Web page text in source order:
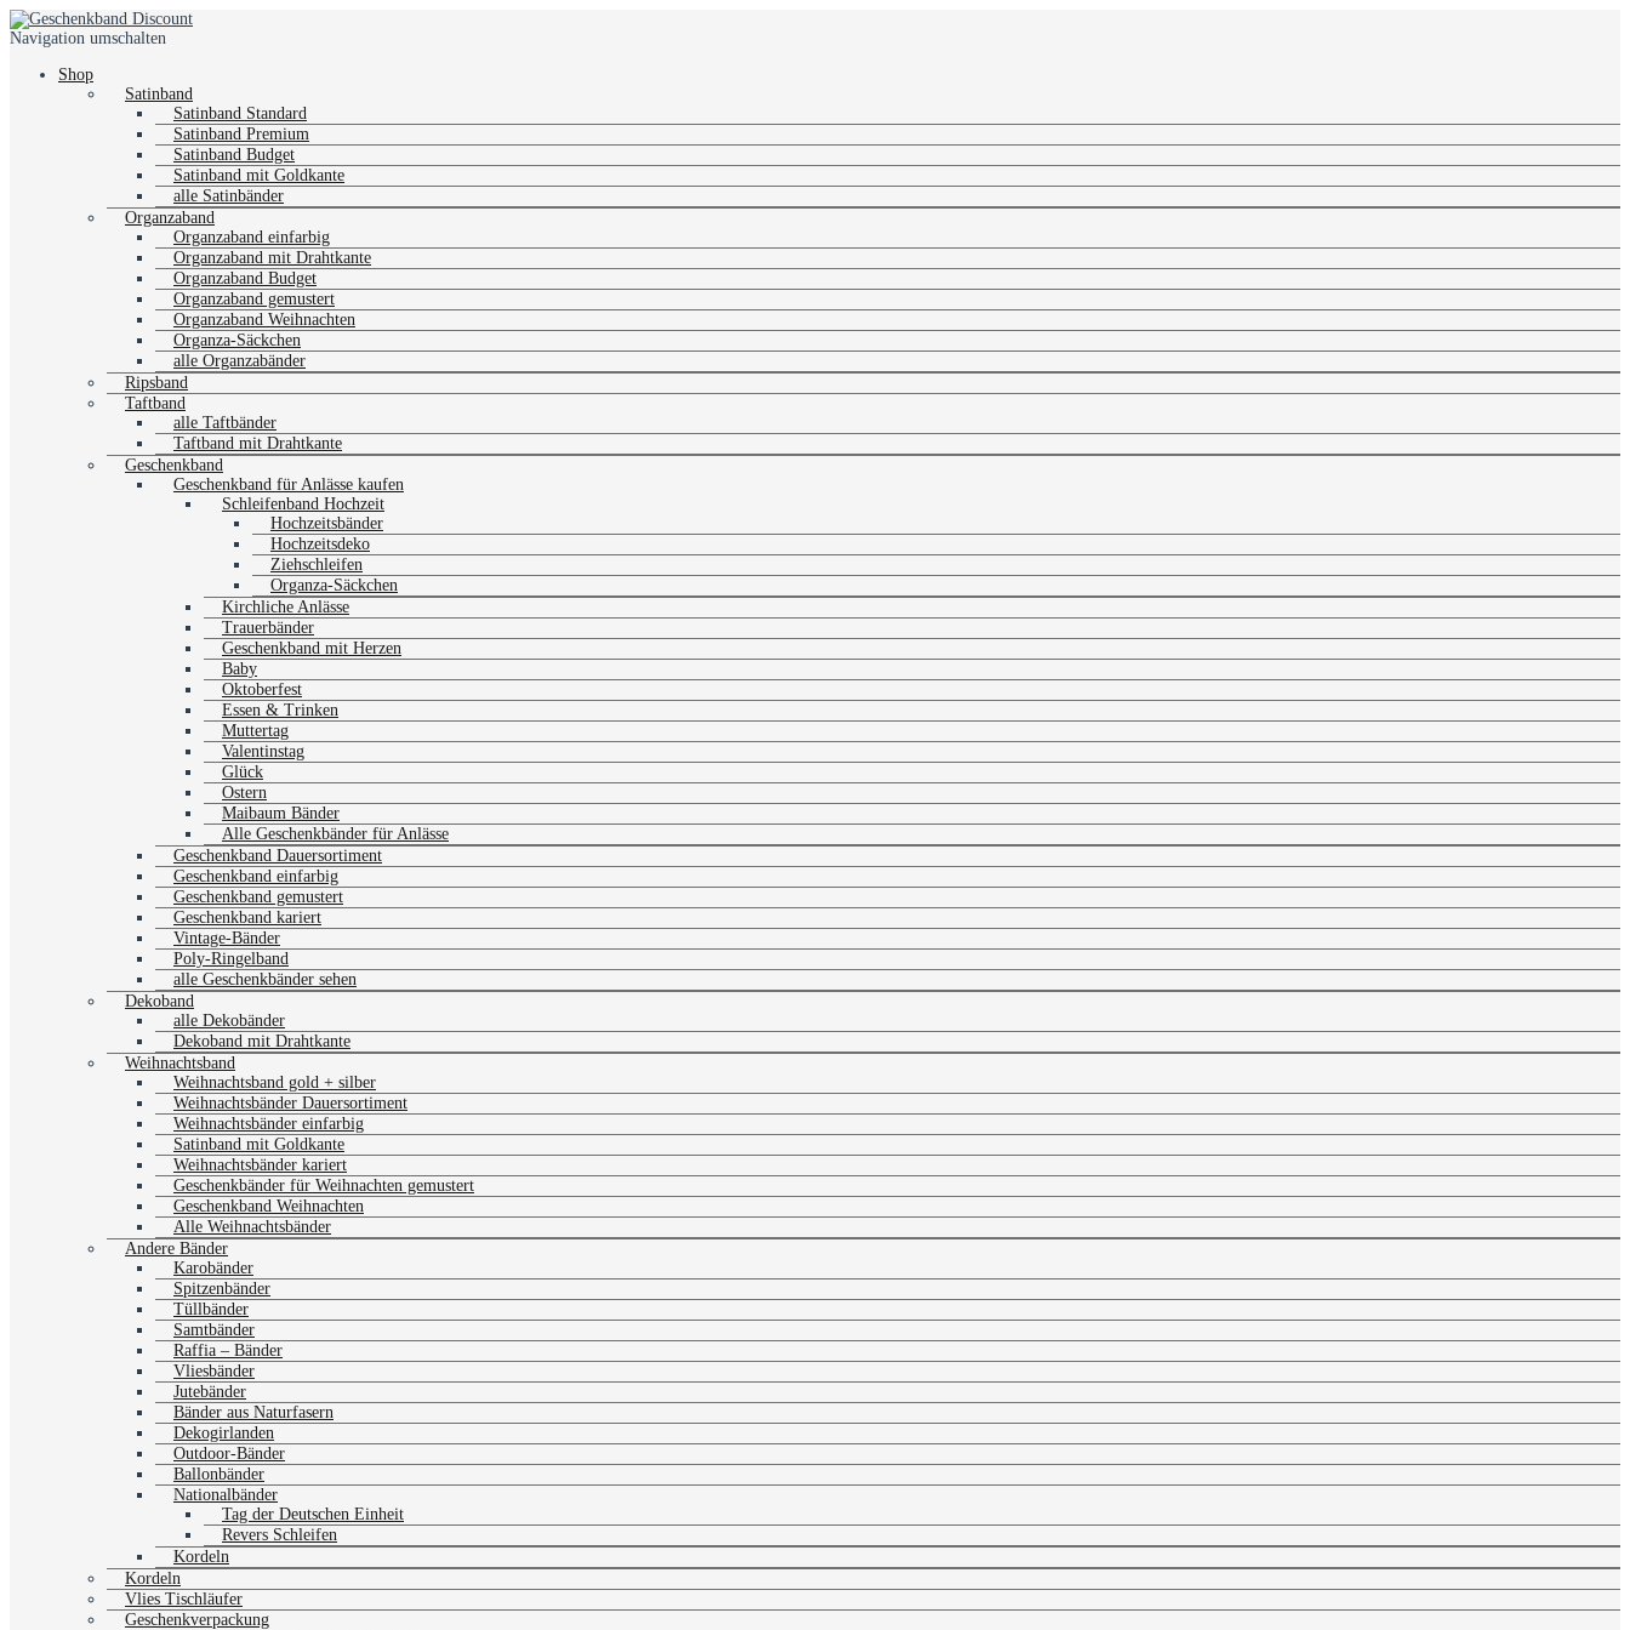
Navigation umschalten
Shop
Satinband
Satinband Standard
Satinband Premium
Satinband Budget
Satinband mit Goldkante
alle Satinbänder
Organzaband
Organzaband einfarbig
Organzaband mit Drahtkante
Organzaband Budget
Organzaband gemustert
Organzaband Weihnachten
Organza-Säckchen
alle Organzabänder
Ripsband
Taftband
alle Taftbänder
Taftband mit Drahtkante
Geschenkband
Geschenkband für Anlässe kaufen
Schleifenband Hochzeit
Hochzeitsbänder
Hochzeitsdeko
Ziehschleifen
Organza-Säckchen
Kirchliche Anlässe
Trauerbänder
Geschenkband mit Herzen
Baby
Oktoberfest
Essen & Trinken
Muttertag
Valentinstag
Glück
Ostern
Maibaum Bänder
Alle Geschenkbänder für Anlässe
Geschenkband Dauersortiment
Geschenkband einfarbig
Geschenkband gemustert
Geschenkband kariert
Vintage-Bänder
Poly-Ringelband
alle Geschenkbänder sehen
Dekoband
alle Dekobänder
Dekoband mit Drahtkante
Weihnachtsband
Weihnachtsband gold + silber
Weihnachtsbänder Dauersortiment
Weihnachtsbänder einfarbig
Satinband mit Goldkante
Weihnachtsbänder kariert
Geschenkbänder für Weihnachten gemustert
Geschenkband Weihnachten
Alle Weihnachtsbänder
Andere Bänder
Karobänder
Spitzenbänder
Tüllbänder
Samtbänder
Raffia – Bänder
Vliesbänder
Jutebänder
Bänder aus Naturfasern
Dekogirlanden
Outdoor-Bänder
Ballonbänder
Nationalbänder
Tag der Deutschen Einheit
Revers Schleifen
Kordeln
Kordeln
Vlies Tischläufer
Geschenkverpackung